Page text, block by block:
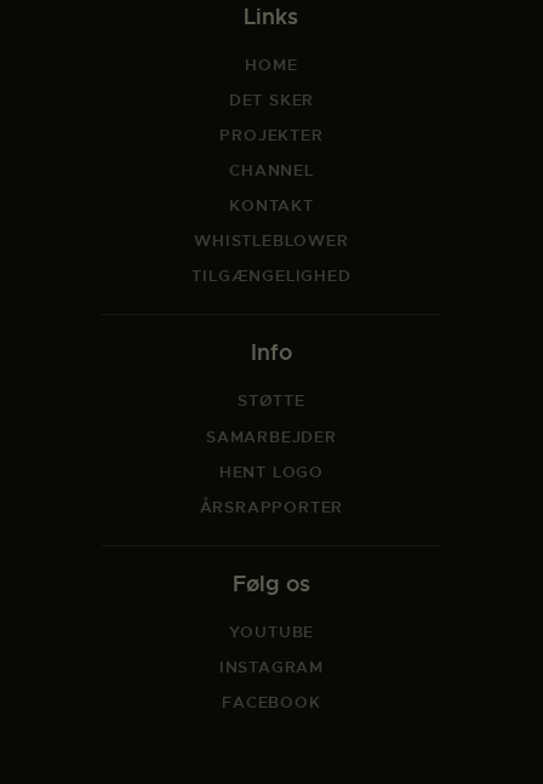
Links
HOME
DET SKER
PROJEKTER
CHANNEL
KONTAKT
WHISTLEBLOWER
TILGÆNGELIGHED
Info
STØTTE
SAMARBEJDER
HENT LOGO
ÅRSRAPPORTER
Følg os
YOUTUBE
INSTAGRAM
FACEBOOK